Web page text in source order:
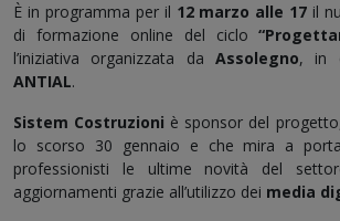
È in programma per il 12 marzo alle 17 il
di formazione online del ciclo
l’iniziativa organizzata da Assolegno, in
ANTIAL.
Sistem Costruzioni è sponsor del
lo scorso 30 gennaio e che mira a
professionisti le ultime novità del
aggiornamenti grazie all’utilizzo dei media